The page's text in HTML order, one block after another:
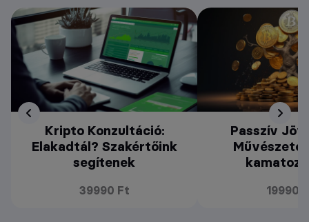
Kripto Konzultáció:
Elakadtál? Szakértőink
segítenek
39990 Ft
Passzív
19990